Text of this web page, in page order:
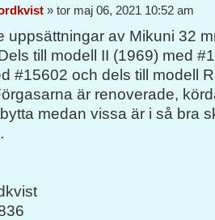
» tor maj 06, 2021 10:52 am
uppsättningar av Mikuni 32
till modell II (1969) med
#15602 och dels till modell
är renoverade,
medan vissa är i så bra